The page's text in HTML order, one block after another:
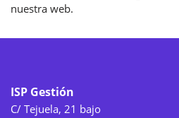
nuestra web.
ISP Gestión
C/ Tejuela, 21 bajo